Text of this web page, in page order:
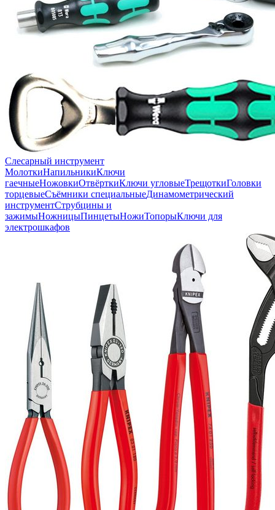
Слесарный инструмент
МолоткиНапильникиКлючи
гаечныеНожовкиОтвёрткиКлючи угловыеТрещоткиГоловки
торцевыеСъёмники специальныеДинамометрический
инструментСтрубцины и
зажимыНожницыПинцетыНожиТопорыКлючи для
электрошкафов